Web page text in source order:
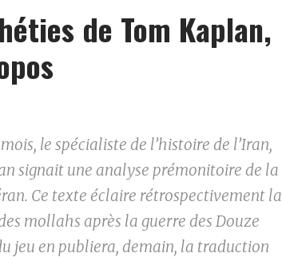
de Tom Kaplan,
le spécialiste de l’histoire de l’Iran,
signait une analyse prémonitoire de la
Ce texte éclaire rétrospectivement la
mollahs après la guerre des Douze
jeu en publiera, demain, la traduction